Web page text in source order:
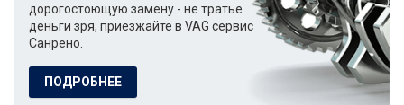
дорогостоющую замену - не тратье
деньги зря, приезжайте в VAG сервис
Санрено.
ПОДРОБНЕЕ